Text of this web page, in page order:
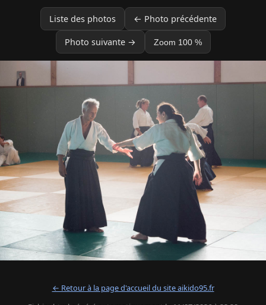
Liste des photos ← Photo précédente
Photo suivante → Zoom 100 %
← Retour à la page d'accueil du site aikido95.fr